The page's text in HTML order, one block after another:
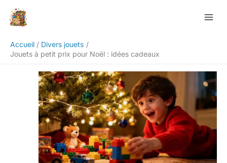
Accueil
Divers jouets
Jouets à petit prix pour Noël : idées cadeaux
Rechercher